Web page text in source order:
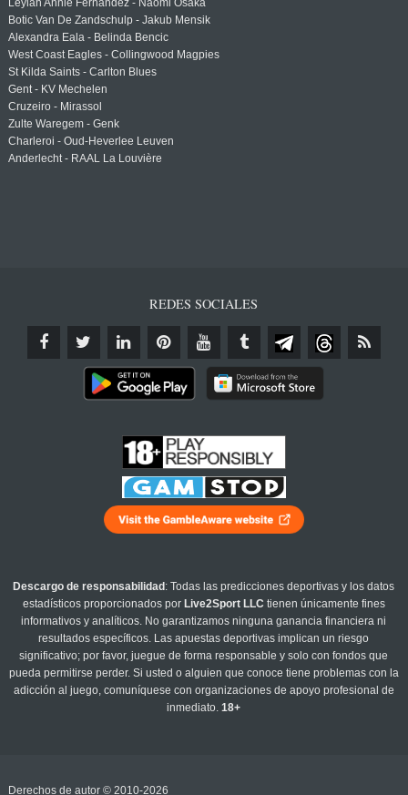
Leylah Annie Fernandez - Naomi Osaka
Botic Van De Zandschulp - Jakub Mensik
Alexandra Eala - Belinda Bencic
West Coast Eagles - Collingwood Magpies
St Kilda Saints - Carlton Blues
Gent - KV Mechelen
Cruzeiro - Mirassol
Zulte Waregem - Genk
Charleroi - Oud-Heverlee Leuven
Anderlecht - RAAL La Louvière
REDES SOCIALES
Descargo de responsabilidad : Todas las predicciones deportivas y los datos
estadísticos proporcionados por Live2Sport LLC tienen únicamente fines
informativos y analíticos. No garantizamos ninguna ganancia financiera ni
resultados específicos. Las apuestas deportivas implican un riesgo
significativo; por favor, juegue de forma responsable y solo con fondos que
pueda permitirse perder. Si usted o alguien que conoce tiene problemas con la
adicción al juego, comuníquese con organizaciones de apoyo profesional de
inmediato.18+
Derechos de autor © 2010-2026